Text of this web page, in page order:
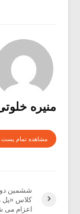
منیره
مشاهده تمام پست
ششمین
کلاس «پل
اعزام می